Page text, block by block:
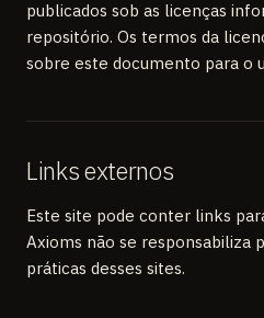
publicados sob as licenças
repositório. Os termos da
sobre este documento para o
Links externos
Este site pode conter links
Axioms não se responsabiliza
práticas desses sites.